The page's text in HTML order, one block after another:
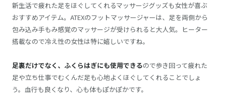
新生活で疲れた足をほぐしてくれるマッサージグッズも女性が喜ぶ
おすすめアイテム。ATEXのフットマッサージャーは、足を両側から
包み込み手もみ感覚のマッサージが受けられると大人気。ヒーター
搭載なので冷え性の女性は特に嬉しいですね。
足裏だけでなく、ふくらはぎにも使用できるので歩き回って疲れた
足や立ち仕事でむくんだ足も心地よくほぐしてくれることでしょ
う。血行も良くなり、心も体もぽかぽかです。